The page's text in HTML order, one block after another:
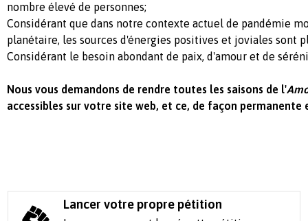
nombre élevé de personnes;
Considérant que dans notre contexte actuel de pandémie
planétaire, les sources d'énergies positives et joviales sont
Considérant le besoin abondant de paix, d'amour et de
Nous vous demandons de rendre toutes les saisons de l'
accessibles sur votre site web, et ce, de façon
Lancer votre propre pétition